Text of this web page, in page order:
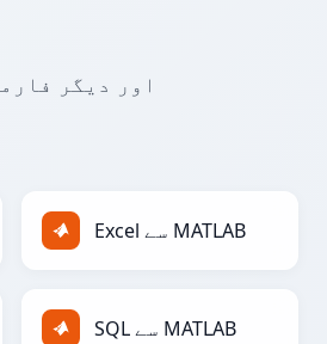
Excel سے MATLAB
SQL سے MATLAB